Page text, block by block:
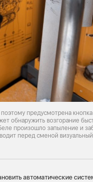
предусмотрена кнопка
обнаружить возгорание
произошло запыление и
перед сменой
автоматические